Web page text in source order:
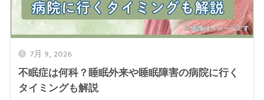
7月 9, 2026
不眠症は何科？睡眠外来や睡眠障害の病院に行く
タイミングも解説